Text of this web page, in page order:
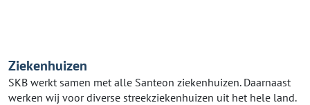
Ziekenhuizen
SKB werkt samen met alle Santeon ziekenhuizen. Daarnaast
werken wij voor diverse streekziekenhuizen uit het hele land.